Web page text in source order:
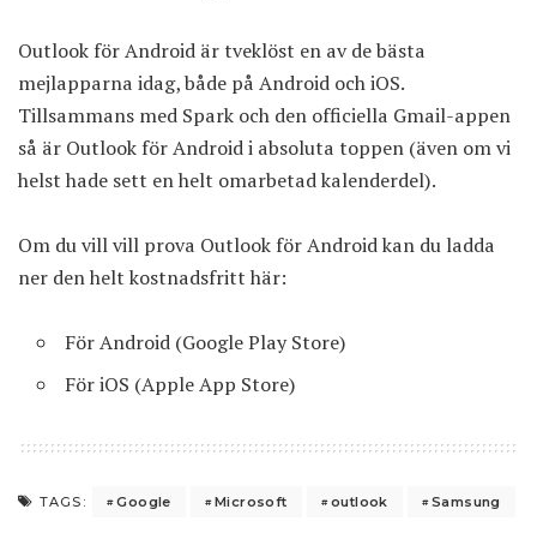
Outlook för Android är tveklöst en av de bästa
mejlapparna idag, både på Android och iOS.
Tillsammans med Spark och den officiella Gmail-appen
så är Outlook för Android i absoluta toppen (även om vi
helst hade sett en helt omarbetad kalenderdel).
Om du vill vill prova Outlook för Android kan du ladda
ner den helt kostnadsfritt här:
För Android (Google Play Store)
För iOS (Apple App Store)
TAGS: Google Microsoft outlook Samsung